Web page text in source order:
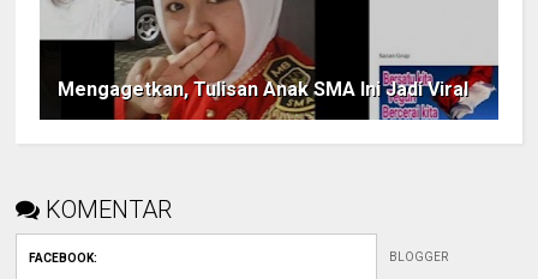
Mengagetkan, Tulisan Anak SMA Ini Jadi Viral
KOMENTAR
FACEBOOK: BLOGGER